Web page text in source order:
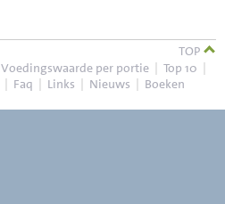
TOP
Voedingswaarde per portie | Top 10 |
| Faq | Links | Nieuws | Boeken